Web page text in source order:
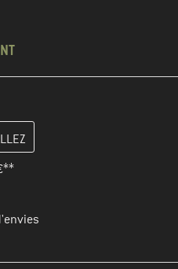
créez votre compte client à la